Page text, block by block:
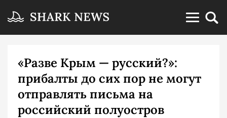
«Разве Крым — русский?»:
прибалты до сих пор не могут
отправлять письма на
российский полуостров